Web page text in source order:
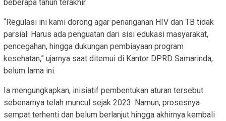
beberapa tahun terakhir.
“Regulasi ini kami dorong agar penanganan HIV dan TB tidak
parsial. Harus ada penguatan dari sisi edukasi masyarakat,
pencegahan, hingga dukungan pembiayaan program
kesehatan,” ujarnya saat ditemui di Kantor DPRD Samarinda,
belum lama ini.
Ia mengungkapkan, inisiatif pembentukan aturan tersebut
sebenarnya telah muncul sejak 2023. Namun, prosesnya
sempat terhenti dan belum berlanjut hingga akhirnya kembali